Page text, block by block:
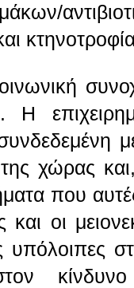
Η
χώρας
που αυτές
και οι
υπόλοιπες